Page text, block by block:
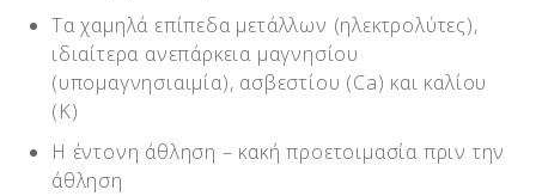
Τα χαμηλά επίπεδα μετάλλων (ηλεκτρολύτες),
ιδιαίτερα ανεπάρκεια μαγνησίου
(υπομαγνησιαιμία), ασβεστίου (Ca) και καλίου
(Κ)
Η έντονη άθληση – κακή προετοιμασία πριν την
άθληση